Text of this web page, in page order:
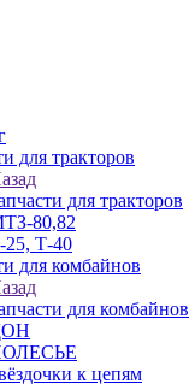
для тракторов
для тракторов
80,82
25, Т-40
для комбайнов
для комбайнов
к цепям